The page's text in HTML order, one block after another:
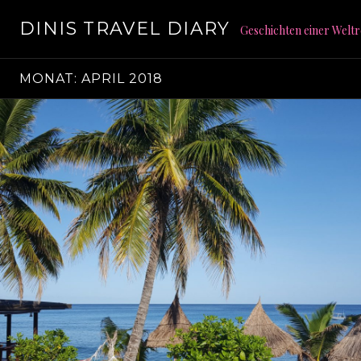
g
e
z
u
m
I
n
h
a
l
t
DINIS TRAVEL DIARY Geschichten einer
MONAT: APRIL 2018